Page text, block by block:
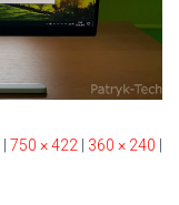
750 × 422 360 × 240